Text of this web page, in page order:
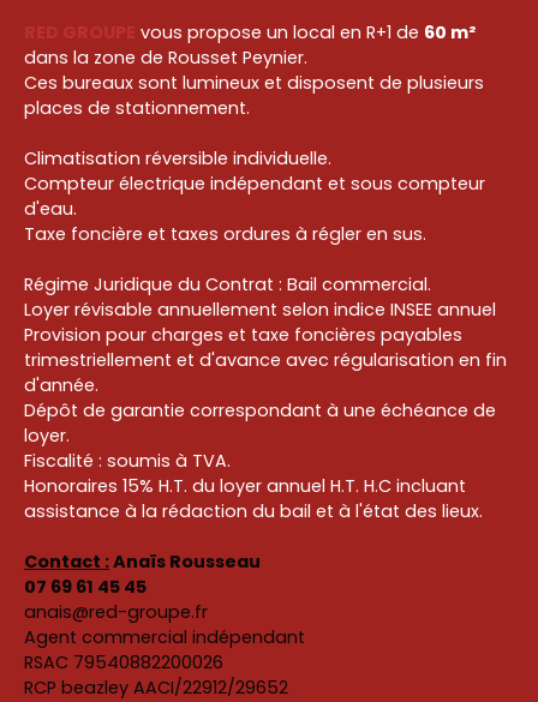
vous propose un local en R+1 de 60 m²
dans la zone de Rousset Peynier.
Ces bureaux sont lumineux et disposent de plusieurs
places de stationnement.
Climatisation réversible individuelle.
Compteur électrique indépendant et sous compteur
d'eau.
Taxe foncière et taxes ordures à régler en sus.
Régime Juridique du Contrat : Bail commercial.
Loyer révisable annuellement selon indice INSEE annuel
Provision pour charges et taxe foncières payables
trimestriellement et d'avance avec régularisation en fin
d'année.
Dépôt de garantie correspondant à une échéance de
loyer.
Fiscalité : soumis à TVA.
Honoraires 15% H.T. du loyer annuel H.T. H.C incluant
assistance à la rédaction du bail et à l'état des lieux.
Contact :Anaïs Rousseau
07 69 61 45 45
anais@red-groupe.fr
Agent commercial indépendant
RSAC 79540882200026
RCP beazley AACI/22912/29652